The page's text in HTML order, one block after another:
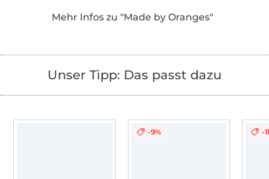
Englisch, Niederländisch und Französisch an!
Mehr Infos zu "Made by Oranges"
Unser Tipp: Das passt dazu
-9% -